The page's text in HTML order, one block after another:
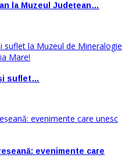
la Muzeul Județean…
suflet…
evenimente care